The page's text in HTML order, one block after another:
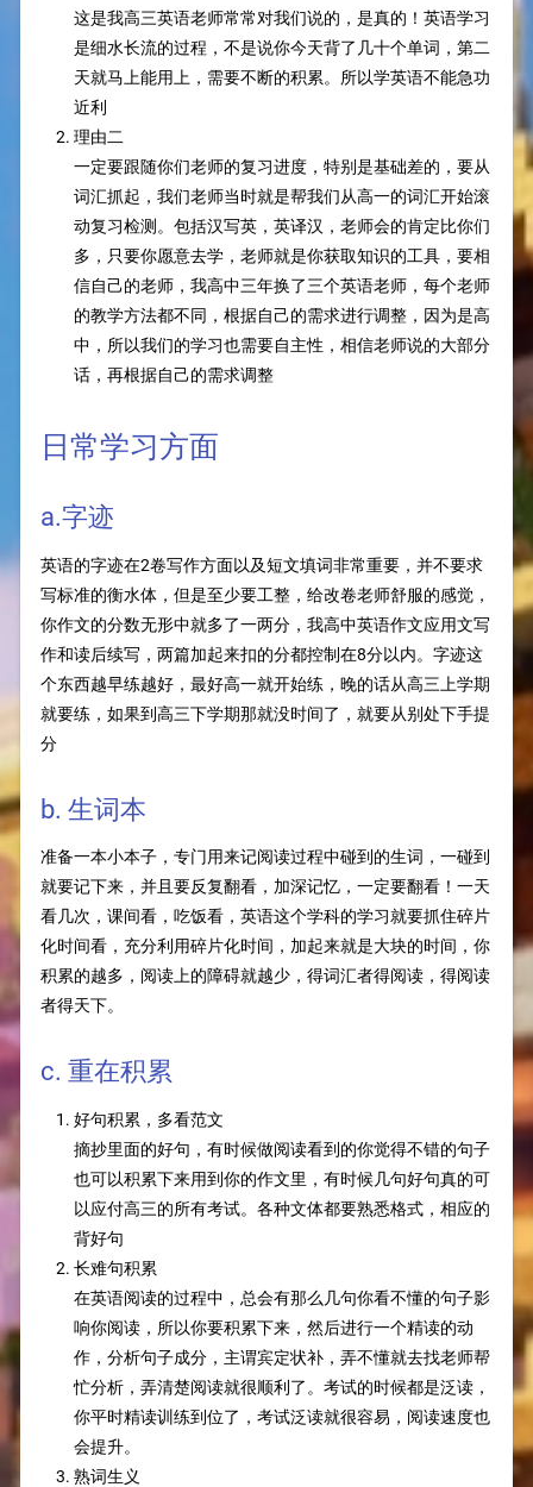
这是我高三英语老师常常对我们说的，是真的！英语学习
是细水长流的过程，不是说你今天背了几十个单词，第二
天就马上能用上，需要不断的积累。所以学英语不能急功
近利
理由二
一定要跟随你们老师的复习进度，特别是基础差的，要从
词汇抓起，我们老师当时就是帮我们从高一的词汇开始滚
动复习检测。包括汉写英，英译汉，老师会的肯定比你们
多，只要你愿意去学，老师就是你获取知识的工具，要相
信自己的老师，我高中三年换了三个英语老师，每个老师
的教学方法都不同，根据自己的需求进行调整，因为是高
中，所以我们的学习也需要自主性，相信老师说的大部分
话，再根据自己的需求调整
日常学习方面
a.字迹
英语的字迹在2卷写作方面以及短文填词非常重要，并不要求
写标准的衡水体，但是至少要工整，给改卷老师舒服的感觉，
你作文的分数无形中就多了一两分，我高中英语作文应用文写
作和读后续写，两篇加起来扣的分都控制在8分以内。字迹这
个东西越早练越好，最好高一就开始练，晚的话从高三上学期
就要练，如果到高三下学期那就没时间了，就要从别处下手提
分
b. 生词本
准备一本小本子，专门用来记阅读过程中碰到的生词，一碰到
就要记下来，并且要反复翻看，加深记忆，一定要翻看！一天
看几次，课间看，吃饭看，英语这个学科的学习就要抓住碎片
化时间看，充分利用碎片化时间，加起来就是大块的时间，你
积累的越多，阅读上的障碍就越少，得词汇者得阅读，得阅读
者得天下。
c. 重在积累
好句积累，多看范文
摘抄里面的好句，有时候做阅读看到的你觉得不错的句子
也可以积累下来用到你的作文里，有时候几句好句真的可
以应付高三的所有考试。各种文体都要熟悉格式，相应的
背好句
长难句积累
在英语阅读的过程中，总会有那么几句你看不懂的句子影
响你阅读，所以你要积累下来，然后进行一个精读的动
作，分析句子成分，主谓宾定状补，弄不懂就去找老师帮
忙分析，弄清楚阅读就很顺利了。考试的时候都是泛读，
你平时精读训练到位了，考试泛读就很容易，阅读速度也
会提升。
熟词生义